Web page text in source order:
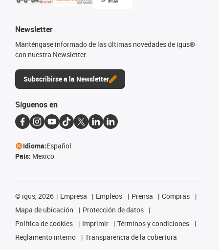
Newsletter
Manténgase informado de las últimas novedades de igus®
con nuestra Newsletter.
Subscribirse a la Newsletter
Síguenos en
Idioma:Español
País: Mexico
© igus, 2026 Empresa Empleos Prensa
Compras
Mapa de ubicación
Protección de datos
Política de cookies
Imprimir
Términos y condiciones
Reglamento interno
Transparencia de la cobertura